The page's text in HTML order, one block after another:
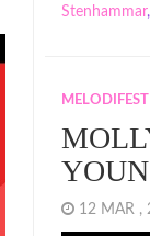
Stenhammar,
12 MAR ,